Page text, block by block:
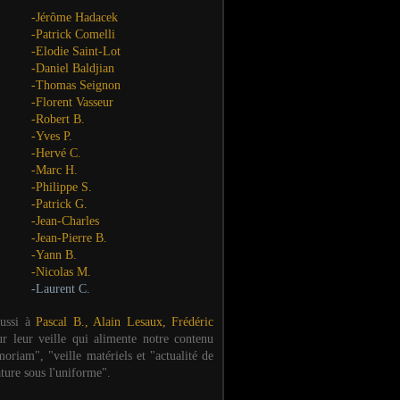
-Jérôme Hadacek
-Patrick Comelli
-Elodie Saint-Lot
-Daniel Baldjian
-Thomas Seignon
-Florent Vasseur
-Robert B.
-Yves P.
-Hervé C.
-Marc H.
-Philippe S.
-Patrick G.
-Jean-Charles
-Jean-Pierre B.
-Yann B.
-Nicolas M.
-Laurent C.
àPascal B., Alain Lesaux, Frédéric
leur veille qui alimente notre contenu
"veille matériels et "actualité de
sous l'uniforme".